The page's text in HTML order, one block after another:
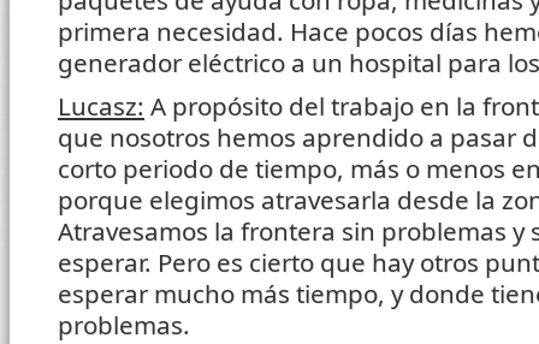
primera necesidad. Hace pocos días
generador eléctrico a un hospital para
Lucasz: A propósito del trabajo en la
que nosotros hemos aprendido a pasar
corto periodo de tiempo, más o menos
porque elegimos atravesarla desde la
Atravesamos la frontera sin problemas y
esperar. Pero es cierto que hay otros
esperar mucho más tiempo, y donde
problemas.